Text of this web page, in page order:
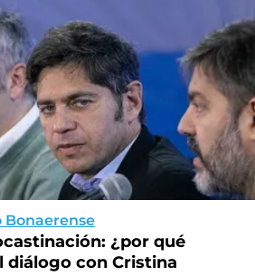
¿por qué
diálogo con Cristina